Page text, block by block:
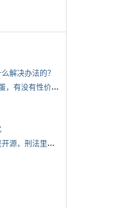
解决办法的？
*
想请教有经验的蛋友，想给媳妇7夕买个跳蛋，有没有性价比高的推荐
*
有啥搞钱的路子吗，开源节流都行，主要是开源，刑法里的咱不做